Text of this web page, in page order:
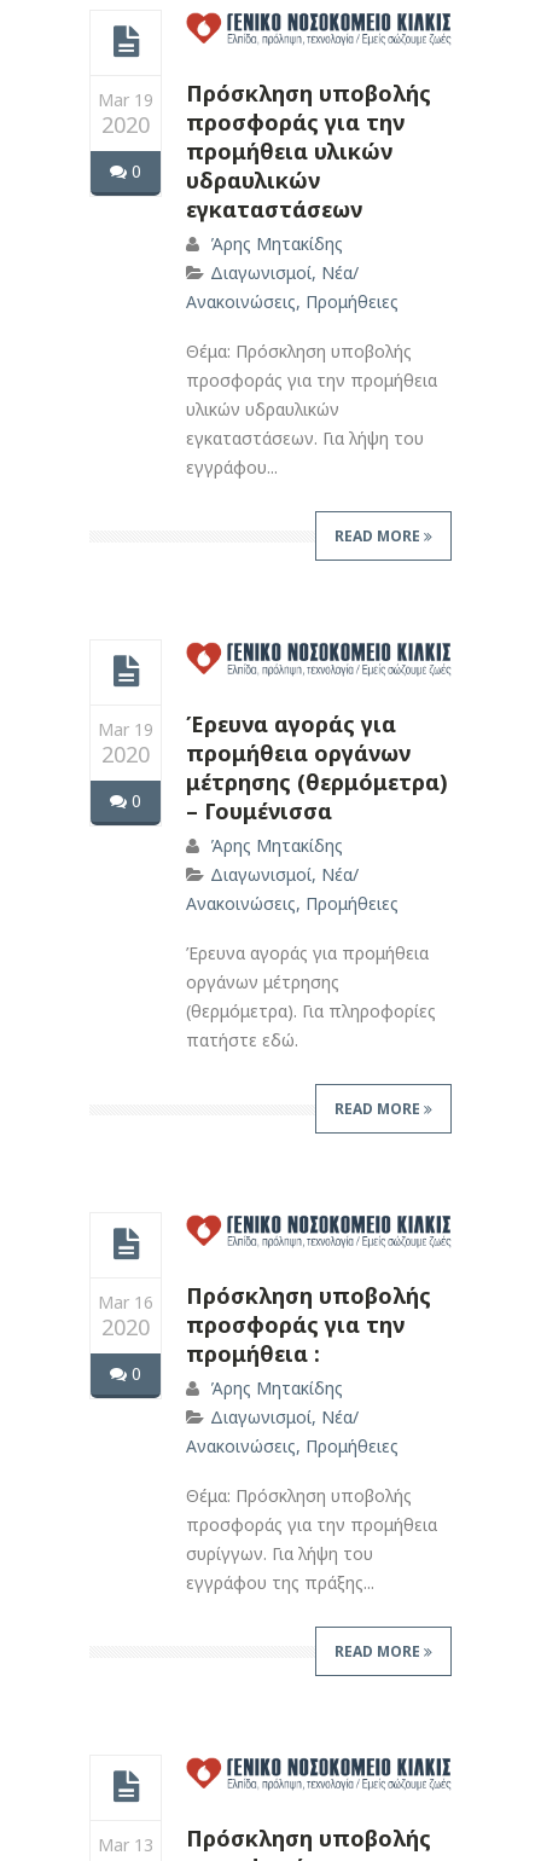
Mar 19
2020
0
Πρόσκληση υποβολής
προσφοράς για την
προμήθεια υλικών
υδραυλικών
εγκαταστάσεων
Άρης Μητακίδης
Διαγωνισμοί, Νέα/
Ανακοινώσεις, Προμήθειες
Θέμα: Πρόσκληση υποβολής
προσφοράς για την προμήθεια
υλικών υδραυλικών
εγκαταστάσεων. Για λήψη του
εγγράφου...
READ MORE
Mar 19
2020
0
Έρευνα αγοράς για
προμήθεια οργάνων
μέτρησης (θερμόμετρα)
– Γουμένισσα
Άρης Μητακίδης
Διαγωνισμοί, Νέα/
Ανακοινώσεις, Προμήθειες
Έρευνα αγοράς για προμήθεια
οργάνων μέτρησης
(θερμόμετρα). Για πληροφορίες
πατήστε εδώ.
READ MORE
Mar 16
2020
0
Πρόσκληση υποβολής
προσφοράς για την
προμήθεια :
Άρης Μητακίδης
Διαγωνισμοί, Νέα/
Ανακοινώσεις, Προμήθειες
Θέμα: Πρόσκληση υποβολής
προσφοράς για την προμήθεια
συρίγγων. Για λήψη του
εγγράφου της πράξης...
READ MORE
Mar 13
Πρόσκληση υποβολής